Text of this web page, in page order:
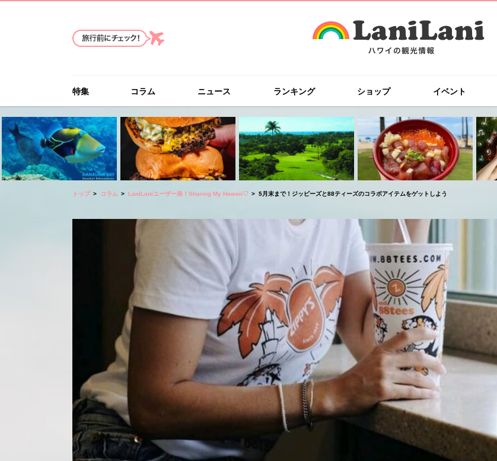
特集 コラム ニュース ランキング ショップ イベント
トップ コラム LaniLaniユーザー発！Sharing My Hawaii♡ 5月末まで！ジッピーズと88ティーズのコラボアイテムをゲットしよう